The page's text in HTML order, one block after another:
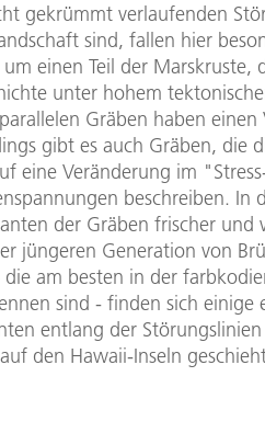
gekrümmt verlaufenden
sind, fallen hier
einen Teil der Marskruste,
unter hohem
Gräben haben
gibt es auch Gräben, die
eine Veränderung im
beschreiben. In
der Gräben frischer und
jüngeren Generation von
am besten in der
sind - finden sich einige
entlang der
den Hawaii-Inseln